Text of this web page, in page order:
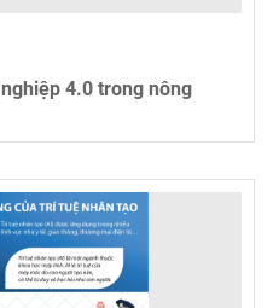
4.0 trong nông